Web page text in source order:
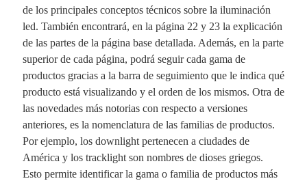
de los principales conceptos técnicos sobre la iluminación
led. También encontrará, en la página 22 y 23 la explicación
de las partes de la página base detallada. Además, en la parte
superior de cada página, podrá seguir cada gama de
productos gracias a la barra de seguimiento que le indica qué
producto está visualizando y el orden de los mismos. Otra de
las novedades más notorias con respecto a versiones
anteriores, es la nomenclatura de las familias de productos.
Por ejemplo, los downlight pertenecen a ciudades de
América y los tracklight son nombres de dioses griegos.
Esto permite identificar la gama o familia de productos más